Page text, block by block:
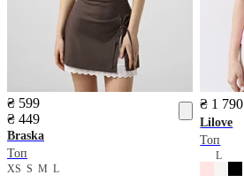
₴ 599
₴ 449
Braska
Топ
XS S M L
₴ 1 790
Lilove
Топ
L